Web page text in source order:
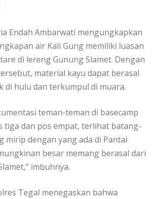
Endah Ambarwati mengungkapkan
air Kali Gung memiliki luasan
di lereng Gunung Slamet. Dengan
material kayu dapat berasal
di hulu dan terkumpul di muara.
teman-teman di basecamp
tiga dan pos empat, terlihat batang-
mirip dengan yang ada di Pantai
besar memang berasal dari
imbuhnya.
Tegal menegaskan bahwa